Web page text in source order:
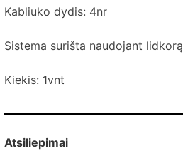
Kabliuko dydis: 4nr
Sistema surišta naudojant lidkorą
Kiekis: 1vnt
Atsiliepimai